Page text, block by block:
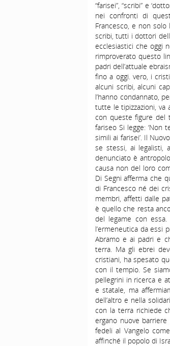
“farisei”, “scribi” e
nei confronti di
Francesco, e non
scribi, tutti i dottori
ecclesiastici che oggi
rimproverato questo
padri dell’attuale
fino a oggi. vero, i
alcuni scribi, alcuni
l’hanno condannato,
tutte le tipizzazioni, va
con queste figure del
fariseo Si legge:
simili ai farisei’. Il
se stessi, ai legalisti,
denunciato è
causa non del loro
Di Segni afferma che
di Francesco né dei
membri, affetti dalle
è quello che resta
del legame con
l’ermeneutica da essi
Abramo e ai padri e
terra. Ma gli ebrei
cristiani, ha spesato
con il tempio. Se
pellegrini in ricerca e
e statale, ma
dell’altro e nella
con la terra richiede
ergano nuove
fedeli al Vangelo
affinché il popolo di